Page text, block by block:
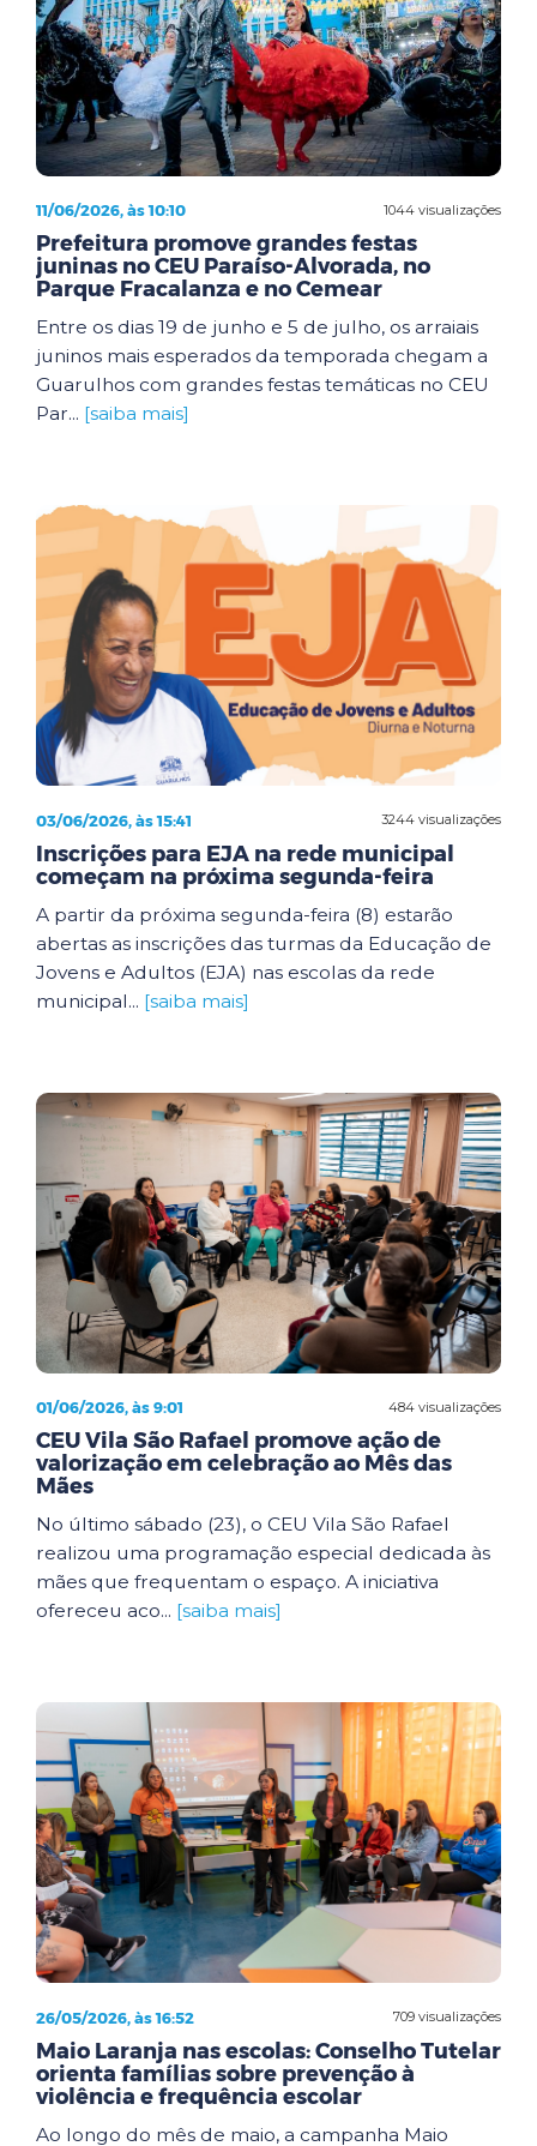
1044 visualizações
11/06/2026, às 10:10
Prefeitura promove grandes festas
juninas no CEU Paraíso-Alvorada, no
Parque Fracalanza e no Cemear
Entre os dias 19 de junho e 5 de julho, os arraiais
juninos mais esperados da temporada chegam a
Guarulhos com grandes festas temáticas no CEU
Par... [saiba mais]
3244 visualizações
03/06/2026, às 15:41
Inscrições para EJA na rede municipal
começam na próxima segunda-feira
A partir da próxima segunda-feira (8) estarão
abertas as inscrições das turmas da Educação de
Jovens e Adultos (EJA) nas escolas da rede
municipal... [saiba mais]
484 visualizações
01/06/2026, às 9:01
CEU Vila São Rafael promove ação de
valorização em celebração ao Mês das
Mães
No último sábado (23), o CEU Vila São Rafael
realizou uma programação especial dedicada às
mães que frequentam o espaço. A iniciativa
ofereceu aco... [saiba mais]
709 visualizações
26/05/2026, às 16:52
Maio Laranja nas escolas: Conselho Tutelar
orienta famílias sobre prevenção à
violência e frequência escolar
Ao longo do mês de maio, a campanha Maio